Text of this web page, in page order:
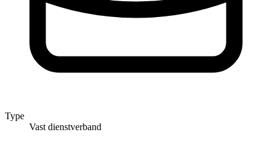
Type
Vast dienstverband